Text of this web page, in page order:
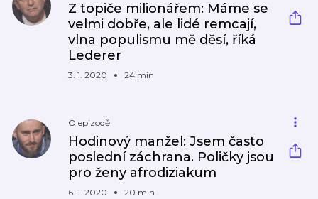
Z topiče milionářem: Máme se
velmi dobře, ale lidé remcají,
vlna populismu mě děsí, říká
Lederer
3. 1. 2020 24 min
O epizodě
Hodinový manžel: Jsem často
poslední záchrana. Poličky jsou
pro ženy afrodiziakum
6. 1. 2020 20 min